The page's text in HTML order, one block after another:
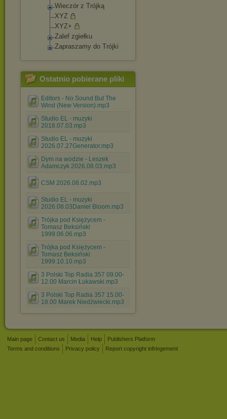
Wieczór z Trójką
XYZ
XYZ+
Zalef zgiełku
Zapraszamy do Trójki
Ostatnio pobierane pliki
Editors - No Sound But The
Wind (New Version).mp3
Studio EL - muzyki
2018.07.03.mp3
Studio EL - muzyki
2026.07.27Generator.mp3
Dym na wodzie - Leszek
Adamczyk 2026.08.03.mp3
CSM 2026.08.02.mp3
Studio EL - muzyki
2026.08.03Daniel Bloom.mp3
Trójka pod Księżycem -
Tomasz Beksiński
1999.06.06.mp3
Trójka pod Księżycem -
Tomasz Beksiński
1999.10.10.mp3
3 Polski Top Radia 357 09.00-
12.00 Marcin Łukawski.mp3
3 Polski Top Radia 357 15.00-
18.00 Marek Niedźwiecki.mp3
Main page Contact us Media Help
Publishers Platform
Terms and conditions
Privacy policy Report copyright infringement